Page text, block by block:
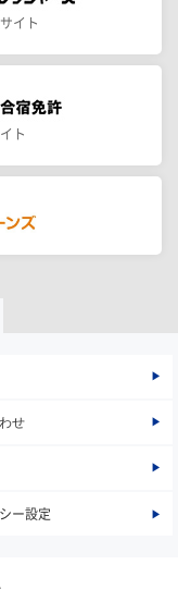
イト
ト
せ
ー設定